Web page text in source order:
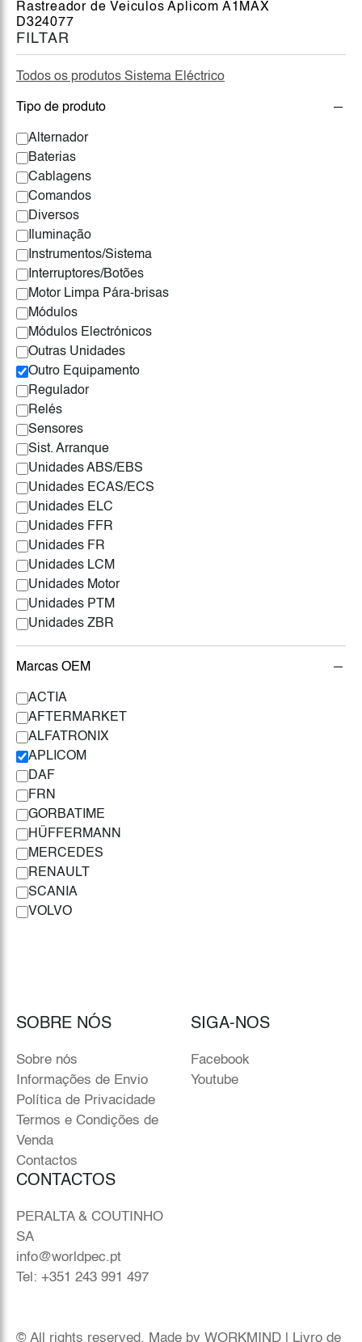
FILTAR
Todos os produtos Sistema Eléctrico
Tipo de produto
Alternador
Baterias
Cablagens
Comandos
Diversos
Iluminação
Instrumentos/Sistema
Interruptores/Botões
Motor Limpa Pára-brisas
Módulos
Módulos Electrónicos
Outras Unidades
Outro Equipamento
Regulador
Relés
Sensores
Sist. Arranque
Unidades ABS/EBS
Unidades ECAS/ECS
Unidades ELC
Unidades FFR
Unidades FR
Unidades LCM
Unidades Motor
Unidades PTM
Unidades ZBR
Marcas OEM
ACTIA
AFTERMARKET
ALFATRONIX
APLICOM
DAF
FRN
GORBATIME
HÜFFERMANN
MERCEDES
RENAULT
SCANIA
VOLVO
Rastreador de Veiculos Aplicom A1MAX
D324077
SOBRE NÓS
Sobre nós
Informações de Envio
Política de Privacidade
Termos e Condições de
Venda
Contactos
SIGA-NOS
Facebook
Youtube
CONTACTOS
PERALTA & COUTINHO
SA
info@worldpec.pt
Tel: +351 243 991 497
© All rights reserved. Made by WORKMIND Livro de